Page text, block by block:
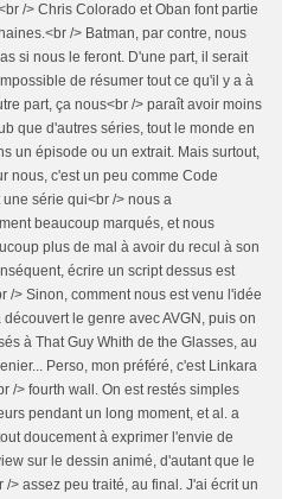
/> Chris Colorado et Oban font partie
/> Batman, par contre, nous
si nous le feront. D'une part, il serait
de résumer tout ce qu'il y a à
part, ça nous<br /> paraît avoir moins
que d'autres séries, tout le monde en
un épisode ou un extrait. Mais surtout,
nous, c'est un peu comme Code
une série qui<br /> nous a
beaucoup marqués, et nous
plus de mal à avoir du recul à son
écrire un script dessus est
/> Sinon, comment nous est venu l'idée
découvert le genre avec AVGN, puis on
à That Guy Whith de the Glasses, au
Perso, mon préféré, c'est Linkara
/> fourth wall. On est restés simples
pendant un long moment, et al. a
doucement à exprimer l'envie de
sur le dessin animé, d'autant que le
/> assez peu traité, au final. J'ai écrit un